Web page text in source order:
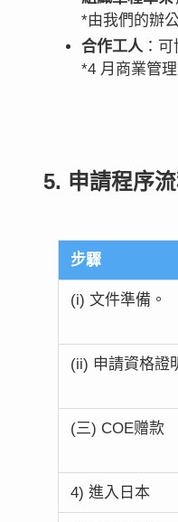
*由我們的辦
合作工人：可
*4 月商業管
5. 申請程序
步驟
(i) 文件準備。
(ii) 申請資格證
(三) COE赠款
4) 進入日本